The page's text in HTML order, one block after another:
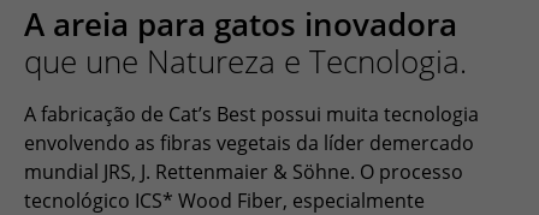
日本語
ČEŠTINA
ESPAÑOL, MÉXICO
EESTI
A areia para gatos inovadora
que une Natureza e Tecnologia.
A fabricação de Cat’s Best possui muita tecnologia
envolvendo as fibras vegetais da líder demercado
mundial JRS, J. Rettenmaier & Söhne. O processo
tecnológico ICS* Wood Fiber, especialmente